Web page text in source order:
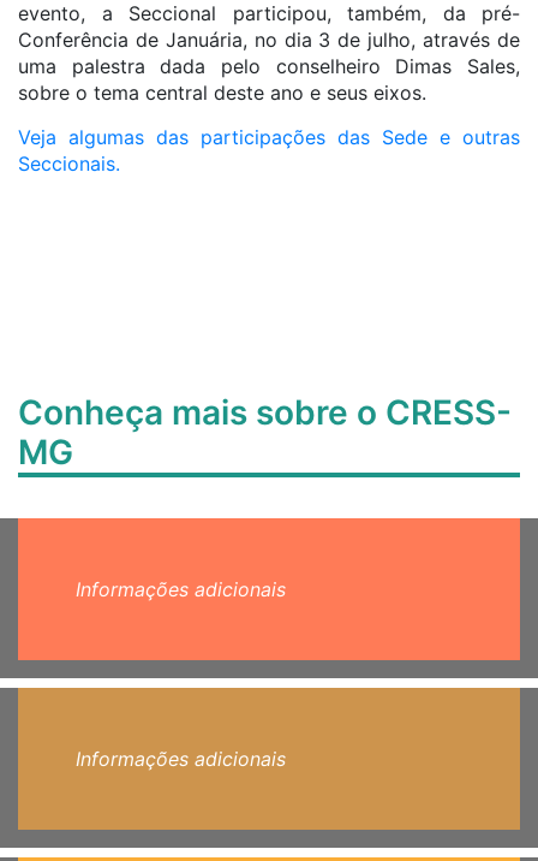
evento, a Seccional participou, também, da pré-
Conferência de Januária, no dia 3 de julho, através de
uma palestra dada pelo conselheiro Dimas Sales,
sobre o tema central deste ano e seus eixos.
Veja algumas das participações das Sede e outras
Seccionais.
Conheça mais sobre o CRESS-
MG
Informações adicionais
Informações adicionais